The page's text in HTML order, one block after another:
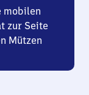
mobilen
zur Seite
Mützen